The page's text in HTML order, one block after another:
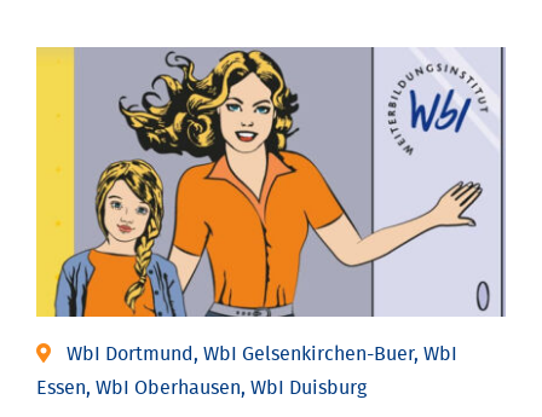
WbI Dortmund, WbI Gelsenkirchen-Buer, WbI
Essen, WbI Oberhausen, WbI Duisburg